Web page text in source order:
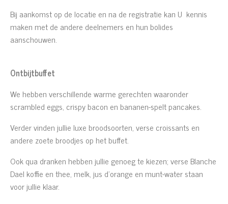
Bij aankomst op de locatie en na de registratie kan U kennis
maken met de andere deelnemers en hun bolides
aanschouwen.
Ontbijtbuffet
We hebben verschillende warme gerechten waaronder
scrambled eggs, crispy bacon en bananen-spelt pancakes.
Verder vinden jullie luxe broodsoorten, verse croissants en
andere zoete broodjes op het buffet.
Ook qua dranken hebben jullie genoeg te kiezen; verse Blanche
Dael koffie en thee, melk, jus d'orange en munt-water staan
voor jullie klaar.